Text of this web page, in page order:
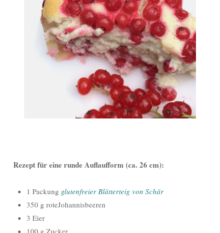
Rezept für eine runde Auflaufform (ca. 26 cm):
1 Packung glutenfreier Blätterteig von Schär
350 g roteJohannisbeeren
3 Eier